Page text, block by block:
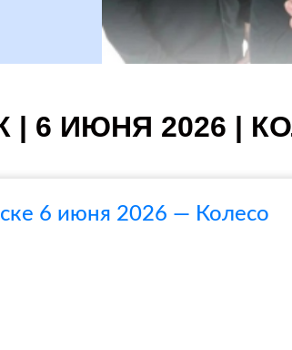
| 6 ИЮНЯ 2026 |
6 июня 2026 — Колесо